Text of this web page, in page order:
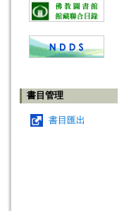
書目管理
書目匯出